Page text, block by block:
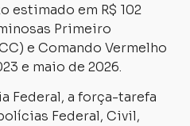
estimado em R$ 102
Primeiro
e Comando Vermelho
e maio de 2026.
Federal, a força-tarefa
Federal, Civil,